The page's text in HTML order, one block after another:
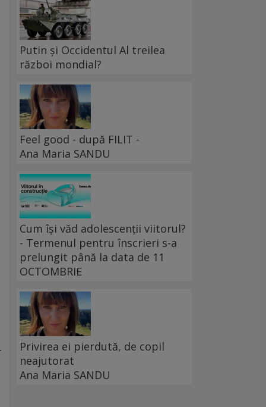
Putin și Occidentul Al treilea
război mondial?
Feel good - după FILIT -
Ana Maria SANDU
Cum își văd adolescenții viitorul?
- Termenul pentru înscrieri s-a
prelungit până la data de 11
OCTOMBRIE
Privirea ei pierdută, de copil
neajutorat
Ana Maria SANDU